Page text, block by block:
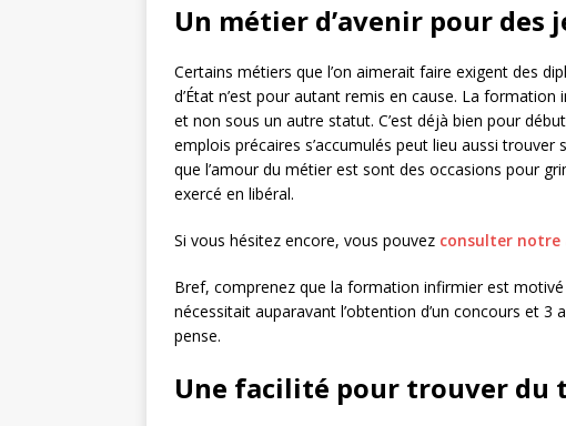
Un métier d’avenir pour des
Certains métiers que l’on aimerait faire exigent des
d’État n’est pour autant remis en cause. La
et non sous un autre statut. C’est déjà bien pour
emplois précaires s’accumulés peut lieu aussi
que l’amour du métier est sont des occasions pour
exercé en libéral.
Si vous hésitez encore, vous pouvez consulter
Bref, comprenez que la formation infirmier est motivé
nécessitait auparavant l’obtention d’un concours et 3
pense.
Une facilité pour trouver du